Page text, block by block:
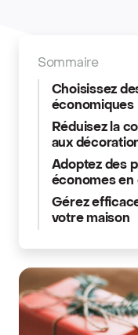
Sommaire
Choisissez
économiques
Réduisez la
aux
Adoptez des
économes en
Gérez
votre maison